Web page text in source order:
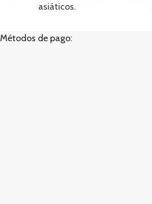
asiáticos.
Métodos de pago: